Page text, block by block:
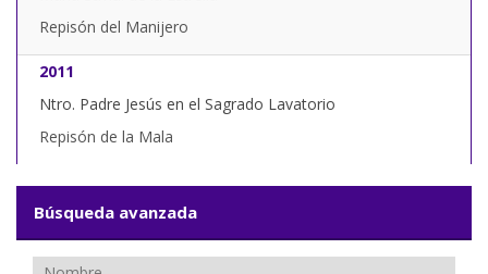
Repisón del Manijero
2011
Ntro. Padre Jesús en el Sagrado Lavatorio
Repisón de la Mala
Búsqueda avanzada